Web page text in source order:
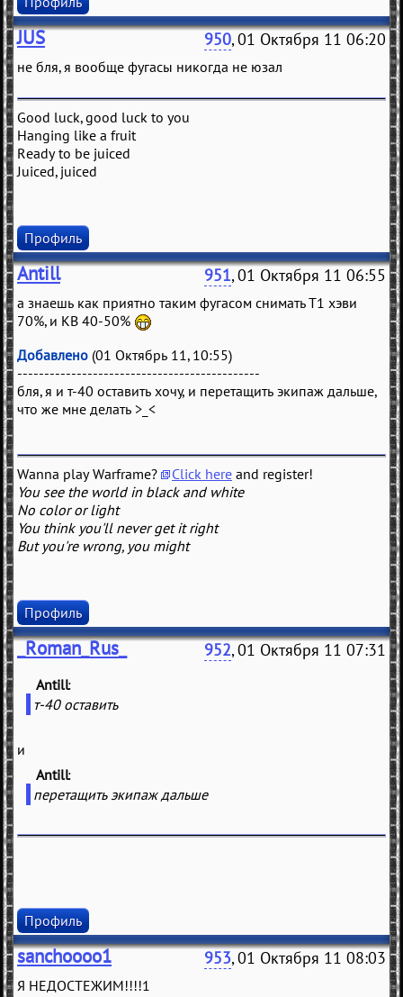
JUS 950, 01 Октября 11 06:20
не бля, я вообще фугасы никогда не юзал
Good luck, good luck to you
Hanging like a fruit
Ready to be juiced
Juiced, juiced
Профиль
Antill 951, 01 Октября 11 06:55
а знаешь как приятно таким фугасом снимать Т1 хэви
70%, и КВ 40-50%
Добавлено (01 Октябрь 11, 10:55)
---------------------------------------------
бля, я и т-40 оставить хочу, и перетащить экипаж дальше,
что же мне делать >_<
Wanna play Warframe? Click here and register!
You see the world in black and white
No color or light
You think you'll never get it right
But you're wrong, you might
Профиль
_Roman_Rus_ 952, 01 Октября 11 07:31
Antill
т-40 оставить
и
Antill
перетащить экипаж дальше
Профиль
sanchoooo1 953, 01 Октября 11 08:03
Я НЕДОСТЕЖИМ!!!!1